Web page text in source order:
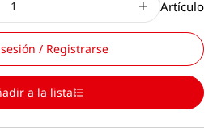
Artículo
/ Registrarse
a la lista